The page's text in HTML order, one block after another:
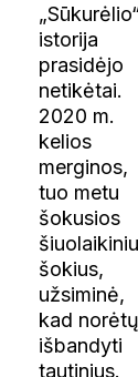
istorija
prasidėjo
netikėtai.
2020 m.
kelios
merginos,
tuo metu
šokusios
šokius,
užsiminė,
kad norėtų
išbandyti
tautinius.